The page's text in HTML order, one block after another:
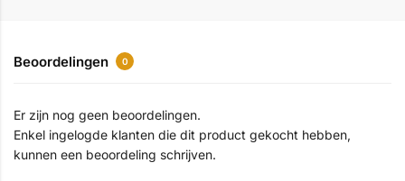
Beoordelingen 0
Er zijn nog geen beoordelingen.
Enkel ingelogde klanten die dit product gekocht hebben,
kunnen een beoordeling schrijven.